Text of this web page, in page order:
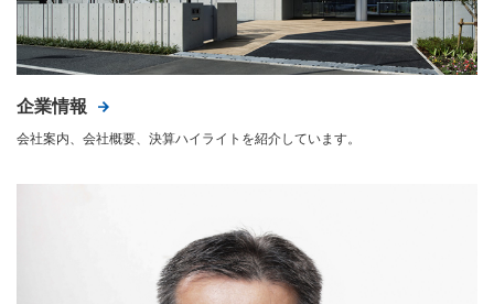
企業情報
会社案内、会社概要、決算ハイライトを紹介しています。